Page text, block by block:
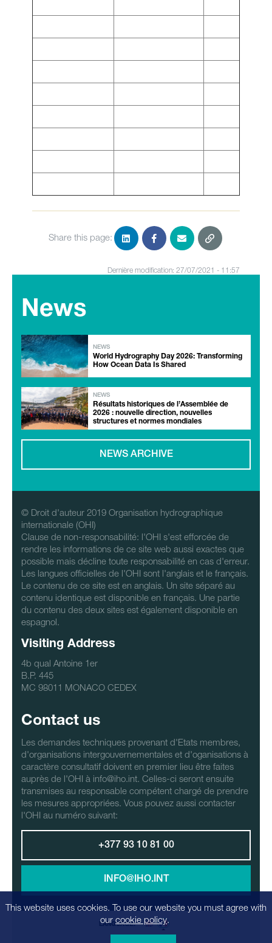
Share this page:
Dernière modification: 27/07/2021 - 11:57
News
NEWS
World Hydrography Day 2026: Transforming
How Ocean Data Is Shared
NEWS
Résultats historiques de l’Assemblée de
2026 : nouvelle direction, nouvelles
structures et normes mondiales
NEWS ARCHIVE
© Droit d'auteur 2019 Organisation hydrographique
internationale (OHI)
Clause de non-responsabilité: l'OHI s'est efforcée de
rendre les informations de ce site web aussi exactes que
possible mais décline toute responsabilité en cas d'erreur.
Les langues officielles de l'OHI sont l'anglais et le français.
Le contenu de ce site est en anglais. Un site séparé au
contenu identique est disponible en français. Une partie
du contenu des deux sites est également disponible en
espagnol.
Visiting Address
4b qual Antoine 1er
B.P. 445
MC 98011 MONACO CEDEX
Contact us
Les demandes techniques provenant d'Etats membres,
d'organisations intergouvernementales et d'oganisations à
caractère consultatif doivent en premier lieu être faites
auprès de l'OHI à info@iho.int. Celles-ci seront ensuite
transmises au responsable compétent chargé de prendre
les mesures appropriées. Vous pouvez aussi contacter
l'OHI au numéro suivant:
+377 93 10 81 00
INFO@IHO.INT
LANGUAGE:
This website uses cookies. To use our website you must agree with
our cookie policy.